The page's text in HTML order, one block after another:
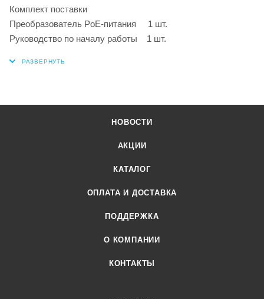
Комплект поставки
Преобразователь PoE-питания 1 шт.
Руководство по началу работы 1 шт.
НОВОСТИ
АКЦИИ
КАТАЛОГ
ОПЛАТА И ДОСТАВКА
ПОДДЕРЖКА
О КОМПАНИИ
КОНТАКТЫ